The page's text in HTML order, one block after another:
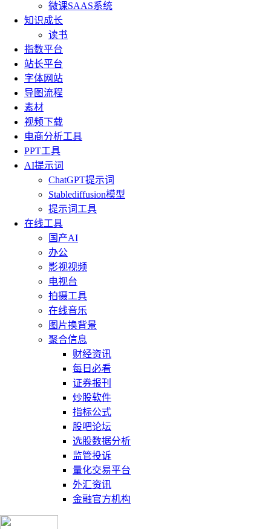
微课SAAS系统
知识成长
读书
指数平台
站长平台
字体网站
导图流程
素材
视频下载
电商分析工具
PPT工具
AI提示词
ChatGPT提示词
Stablediffusion模型
提示词工具
在线工具
国产AI
办公
影视视频
电视台
拍摄工具
在线音乐
图片换背景
聚合信息
财经资讯
每日必看
证券报刊
炒股软件
指标公式
股吧论坛
选股数据分析
监管投诉
量化交易平台
外汇资讯
金融官方机构